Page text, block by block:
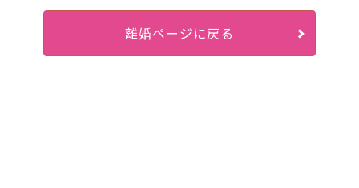
離婚ページに戻る